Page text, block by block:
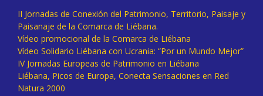
II Jornadas de Conexión del Patrimonio, Territorio, Paisaje y
Paisanaje de la Comarca de Liébana.
Vídeo promocional de la Comarca de Liébana
Vídeo Solidario Liébana con Ucrania: “Por un Mundo Mejor”
IV Jornadas Europeas de Patrimonio en Liébana
Liébana, Picos de Europa, Conecta Sensaciones en Red
Natura 2000